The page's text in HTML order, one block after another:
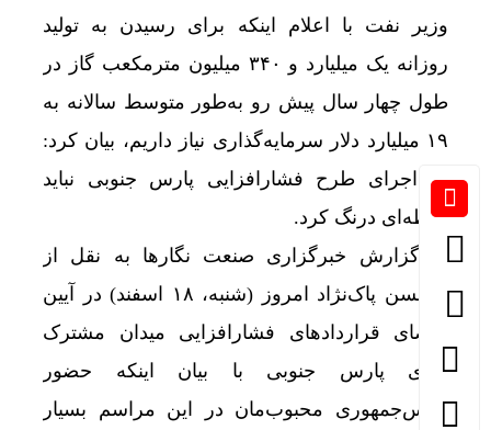
وزیر نفت با اعلام اینکه برای رسیدن به تولید
روزانه یک میلیارد و ۳۴۰ میلیون مترمکعب گاز در
طول چهار سال پیش رو به‌طور متوسط سالانه به
۱۹ میلیارد دلار سرمایه‌گذاری نیاز داریم، بیان کرد:
در اجرای طرح فشارافزایی پارس جنوبی نباید
لحظه‌ای درنگ کرد.
به گزارش خبرگزاری صنعت نگارها به نقل از
،محسن پاک‌نژاد امروز (شنبه، ۱۸ اسفند) در آیین
امضای قراردادهای فشارافزایی میدان مشترک
گازی پارس جنوبی با بیان اینکه حضور
رئیس‌جمهوری محبوب‌مان در این مراسم بسیار